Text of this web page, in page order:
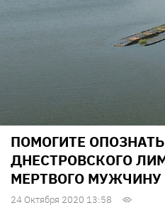
ПОМОГИТЕ
ДНЕСТРОВСКОГО
МЕРТВОГО МУЖЧИНУ
24 Октября 2020 13:58